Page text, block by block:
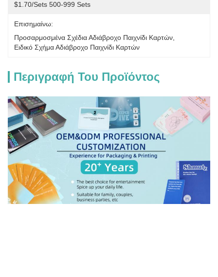
$1.70/sets 500-999 Sets
Επισημαίνω:
Προσαρμοσμένα Σχέδια Αδιάβροχο Παιχνίδι Καρτών
Ειδικό Σχήμα Αδιάβροχο Παιχνίδι Καρτών
Περιγραφή Του Προϊόντος